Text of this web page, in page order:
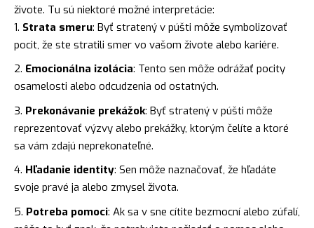
živote. Tu sú niektoré možné interpretácie:
Strata smeru: Byť stratený v púšti môže symbolizovať
pocit, že ste stratili smer vo vašom živote alebo kariére.
Emocionálna izolácia: Tento sen môže odrážať pocity
osamelosti alebo odcudzenia od ostatných.
Prekonávanie prekážok: Byť stratený v púšti môže
reprezentovať výzvy alebo prekážky, ktorým čelíte a ktoré
sa vám zdajú neprekonateľné.
Hľadanie identity: Sen môže naznačovať, že hľadáte
svoje pravé ja alebo zmysel života.
Potreba pomoci: Ak sa v sne cítite bezmocní alebo zúfalí,